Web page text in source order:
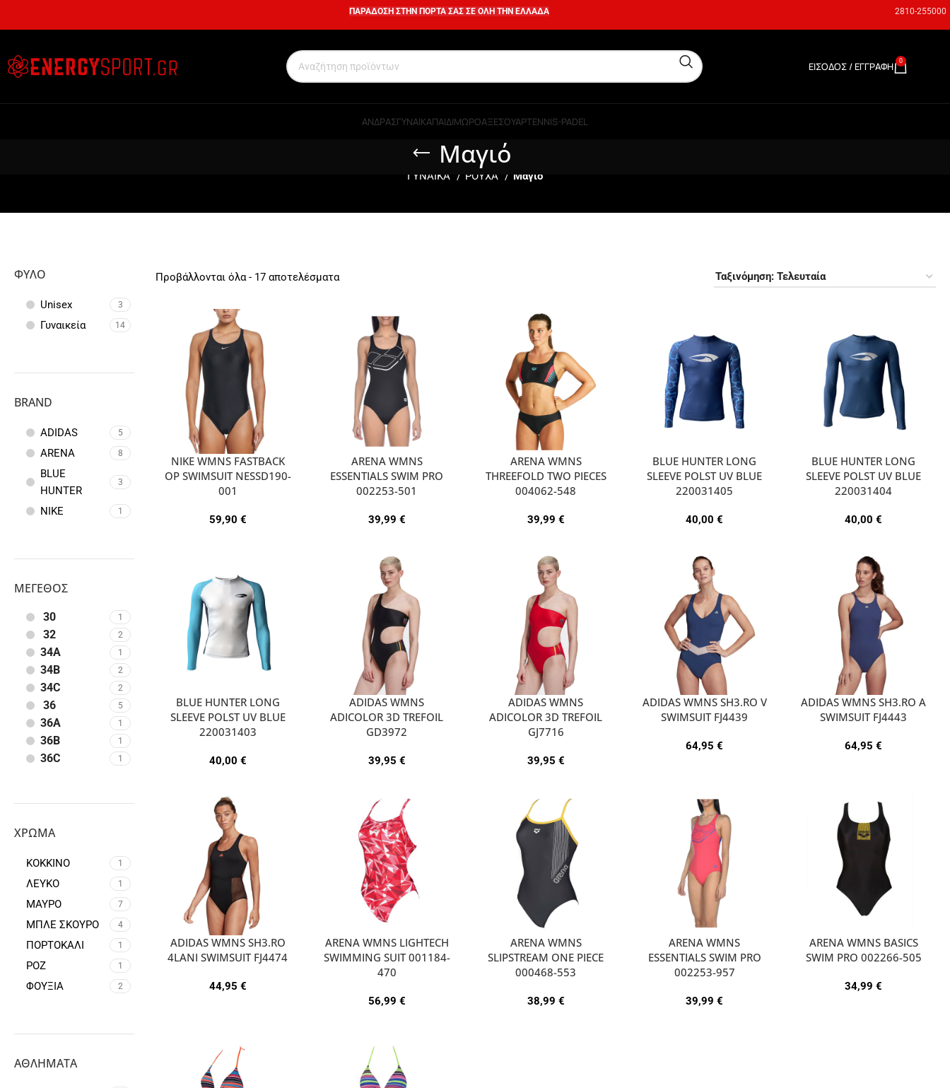
ΠΑΡΑΔΟΣΗ ΣΤΗΝ ΠΟΡΤΑ ΣΑΣ ΣΕ ΟΛΗ ΤΗΝ ΕΛΛΑΔΑ 2810-255000
ΕΊΣΟΔΟΣ / ΕΓΓΡΑΦΉ 0
ΑΝΔΡΑΣΓΥΝΑΙΚΑΠΑΙΔΙΜΩΡΟΑΞΕΣΟΥΑΡTENNIS-PADEL
Μαγιό
ΓΥΝΑΙΚΑ ΡΟΥΧΑ Μαγιό
ΦΎΛΟ
Unisex 3
Γυναικεία 14
BRAND
ADIDAS 5
ARENA 8
BLUE
HUNTER
3
NIKE 1
ΜΈΓΕΘΟΣ
30 1
32 2
34A 1
34B 2
34C 2
36 5
36A 1
36B 1
36C 1
44
S 1
M 2
L 4
ΧΡΏΜΑ
ΚΟΚΚΙΝΟ 1
ΛΕΥΚΟ 1
ΜΑΥΡΟ 7
ΜΠΛΕ ΣΚΟΥΡΟ 4
ΠΟΡΤΟΚΑΛΙ 1
ΡΟΖ 1
ΦΟΥΞΙΑ 2
ΑΘΛΉΜΑΤΑ
Προβάλλονται όλα - 17 αποτελέσματα
NIKE WMNS FASTBACK
OP SWIMSUIT NESSD190-
001
59,90 €
ARENA WMNS
ESSENTIALS SWIM PRO
002253-501
39,99 €
ARENA WMNS
THREEFOLD TWO PIECES
004062-548
39,99 €
BLUE HUNTER LONG
SLEEVE POLST UV BLUE
220031405
40,00€
BLUE HUNTER LONG
SLEEVE POLST UV BLUE
220031404
40,00€
BLUE HUNTER LONG
SLEEVE POLST UV BLUE
220031403
40,00 €
ADIDAS WMNS
ADICOLOR 3D TREFOIL
GD3972
39,95 €
ADIDAS WMNS
ADICOLOR 3D TREFOIL
GJ7716
39,95 €
ADIDAS WMNS SH3.RO V
SWIMSUIT FJ4439
64,95€
ADIDAS WMNS SH3.RO A
SWIMSUIT FJ4443
64,95€
ADIDAS WMNS SH3.RO
4LANI SWIMSUIT FJ4474
44,95 €
ARENA WMNS LIGHTECH
SWIMMING SUIT 001184-
470
56,99 €
ARENA WMNS
SLIPSTREAM ONE PIECE
000468-553
38,99 €
ARENA WMNS
ESSENTIALS SWIM PRO
002253-957
39,99€
ARENA WMNS BASICS
SWIM PRO 002266-505
34,99€